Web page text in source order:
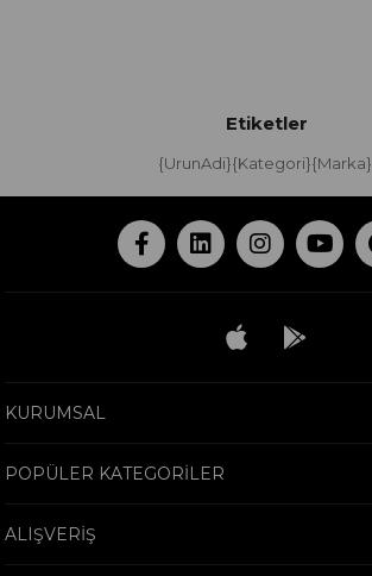
Etiketler
{UrunAdi}{Kategori}{Marka}
KURUMSAL
POPÜLER KATEGORİLER
ALIŞVERİŞ